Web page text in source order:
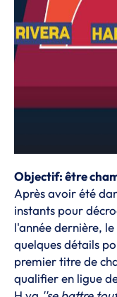
Objectif: être
Après avoir été
instants pour
l'année dernière,
quelques détails
premier titre de
qualifier en ligue